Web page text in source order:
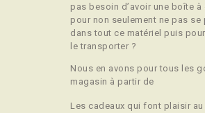
pas besoin d’avoir une boîte à
pour non seulement ne pas se
dans tout ce matériel puis
le transporter ?
Nous en avons pour tous les
magasin à partir de
Les cadeaux qui font plaisir